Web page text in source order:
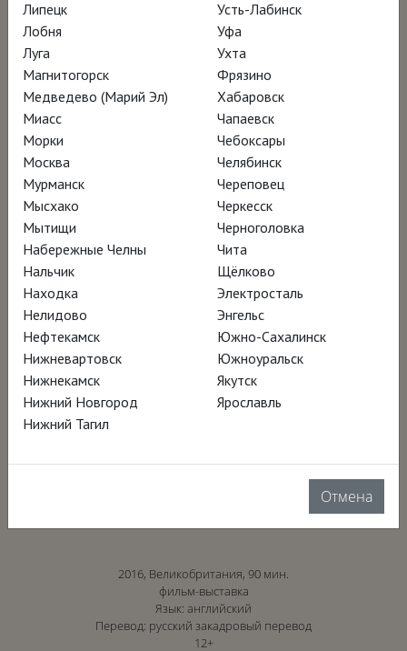
2016, Великобритания, 90 мин.
фильм-выставка
Язык: английский
Перевод: русский закадровый перевод
12+
Липецк
Лобня
Луга
Магнитогорск
Медведево (Марий Эл)
Миасс
Морки
Москва
Мурманск
Мысхако
Мытищи
Набережные Челны
Нальчик
Находка
Нелидово
Нефтекамск
Нижневартовск
Нижнекамск
Нижний Новгород
Нижний Тагил
Усть-Лабинск
Уфа
Ухта
Фрязино
Хабаровск
Чапаевск
Чебоксары
Челябинск
Череповец
Черкесск
Черноголовка
Чита
Щёлково
Электросталь
Энгельс
Южно-Сахалинск
Южноуральск
Якутск
Ярославль
Отмена